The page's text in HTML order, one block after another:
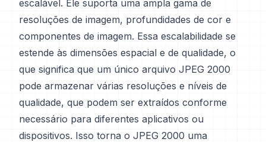
escalável. Ele suporta uma ampla gama de
resoluções de imagem, profundidades de cor e
componentes de imagem. Essa escalabilidade se
estende às dimensões espacial e de qualidade, o
que significa que um único arquivo JPEG 2000
pode armazenar várias resoluções e níveis de
qualidade, que podem ser extraídos conforme
necessário para diferentes aplicativos ou
dispositivos. Isso torna o JPEG 2000 uma